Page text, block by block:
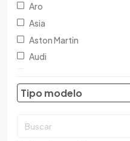
Aro
Asia
Aston Martin
Audi
Baic
Bentley
Tipo modelo